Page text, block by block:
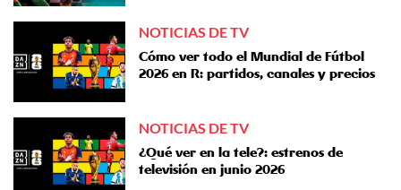
NOTICIAS DE TV
Cómo ver todo el Mundial de Fútbol
2026 en R: partidos, canales y precios
NOTICIAS DE TV
¿Qué ver en la tele?: estrenos de
televisión en junio 2026